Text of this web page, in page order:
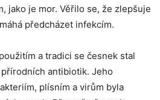
jako je mor. Věřilo se, že zlepšuje
předcházet​ infekcím.
a⁢ tradici se česnek ⁣stal
antibiotik. Jeho
plísním a ‌virům ​byla⁤